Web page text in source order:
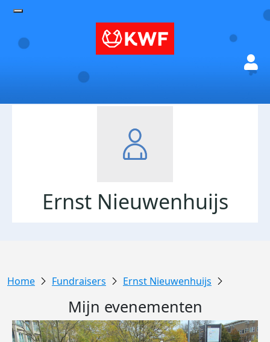
Ernst Nieuwenhuijs
Fundraisers Ernst Nieuwenhuijs
Mijn evenementen